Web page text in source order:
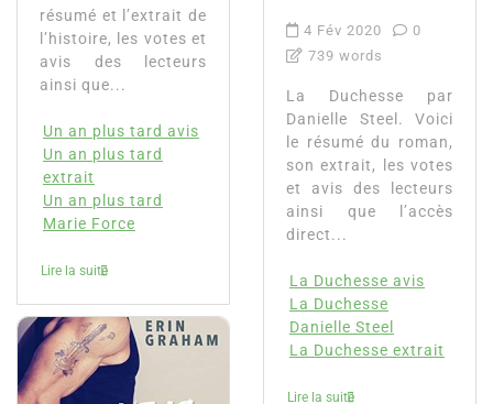
résumé et l’extrait de
l’histoire, les votes et
avis des lecteurs
ainsi que...
Un an plus tard avis
Un an plus tard
extrait
Un an plus tard
Marie Force
Lire la suite
4 Fév 2020
0
739 words
La Duchesse par
Danielle Steel. Voici
le résumé du roman,
son extrait, les votes
et avis des lecteurs
ainsi que l’accès
direct...
La Duchesse avis
La Duchesse
Danielle Steel
La Duchesse extrait
Lire la suite